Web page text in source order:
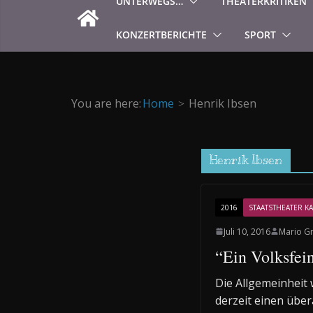
KONZERTBERICHTE SPORT
You are here:Home Henrik Ibsen
Henrik Ibsen
2016 STAATSTHEATER
Juli 10, 2016 Mario
“Ein
Die Allgemeinheit
derzeit einen